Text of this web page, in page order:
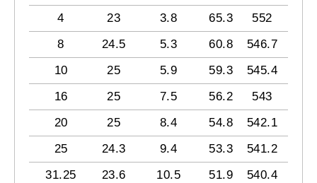
4
23 3.8 65.3 552
8
24.5 5.3 60.8 546.7
10
25 5.9 59.3 545.4
16
25 7.5 56.2 543
20
25 8.4 54.8 542.1
25
24.3 9.4 53.3 541.2
31.25
23.6 10.5 51.9 540.4